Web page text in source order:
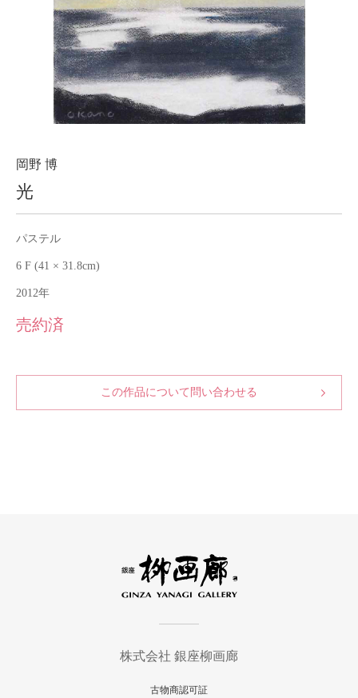
Schedule スケジュール
会社案内
ブログ
Contact
Purchase assessment
岡野 博
光
パステル
6 F (41 × 31.8cm)
2012年
売約済
この作品について問い合わせる
株式会社 銀座柳画廊
古物商認可証